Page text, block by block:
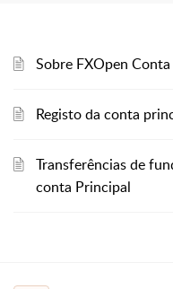
Sobre FXOpen
Registo da conta
Transferências de
conta Principal